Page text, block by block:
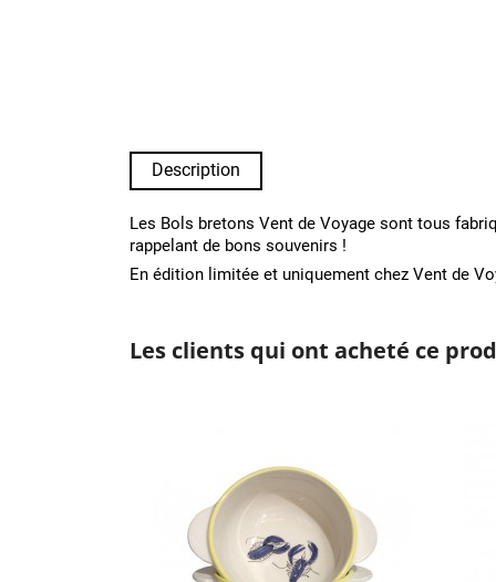
Description
Les Bols bretons Vent de Voyage sont tous
rappelant de bons souvenirs !
En édition limitée et uniquement chez Vent de
Les clients qui ont acheté ce